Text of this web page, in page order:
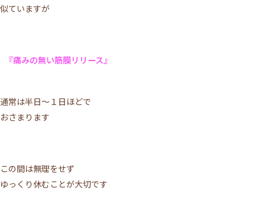
似ていますが
『痛みの無い筋膜リリース』
通常は半日～１日ほどで
おさまります
この間は無理をせず
ゆっくり休むことが大切です